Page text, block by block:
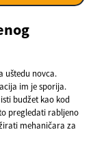
uštedu novca.
im je sporija.
budžet kao kod
pregledati rabljeno
mehaničara za